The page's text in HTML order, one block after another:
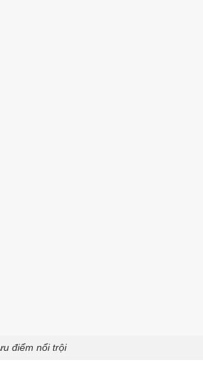
điểm nổi trội